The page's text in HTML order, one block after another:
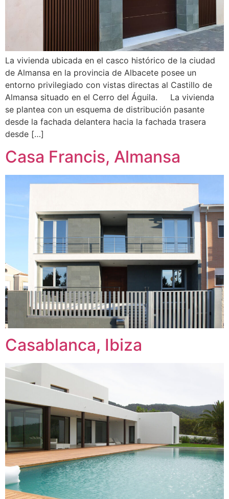
La vivienda ubicada en el casco histórico de la ciudad
de Almansa en la provincia de Albacete posee un
entorno privilegiado con vistas directas al Castillo de
Almansa situado en el Cerro del Águila. La vivienda
se plantea con un esquema de distribución pasante
desde la fachada delantera hacia la fachada trasera
desde […]
Casa Francis, Almansa
Casablanca, Ibiza